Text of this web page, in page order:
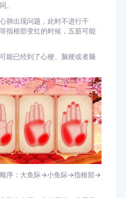
。
肺出现问题，此时不进行干
指根部变红的时候，五脏可能
能已经到了心梗、脑梗或者脑
序：大鱼际→小鱼际→指根部→